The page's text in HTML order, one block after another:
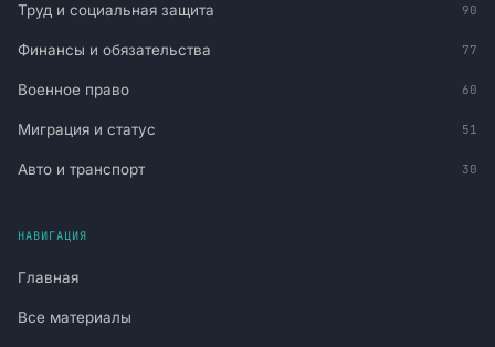
Труд и социальная защита 90
Финансы и обязательства 77
Военное право 60
Миграция и статус 51
Авто и транспорт 30
НАВИГАЦИЯ
Главная
Все материалы